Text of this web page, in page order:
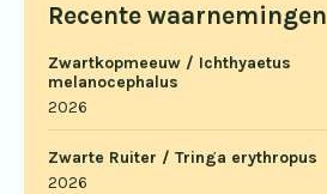
Recente waarnemingen
Zwartkopmeeuw / Ichthyaetus
melanocephalus
2026
Zwarte Ruiter / Tringa erythropus
2026